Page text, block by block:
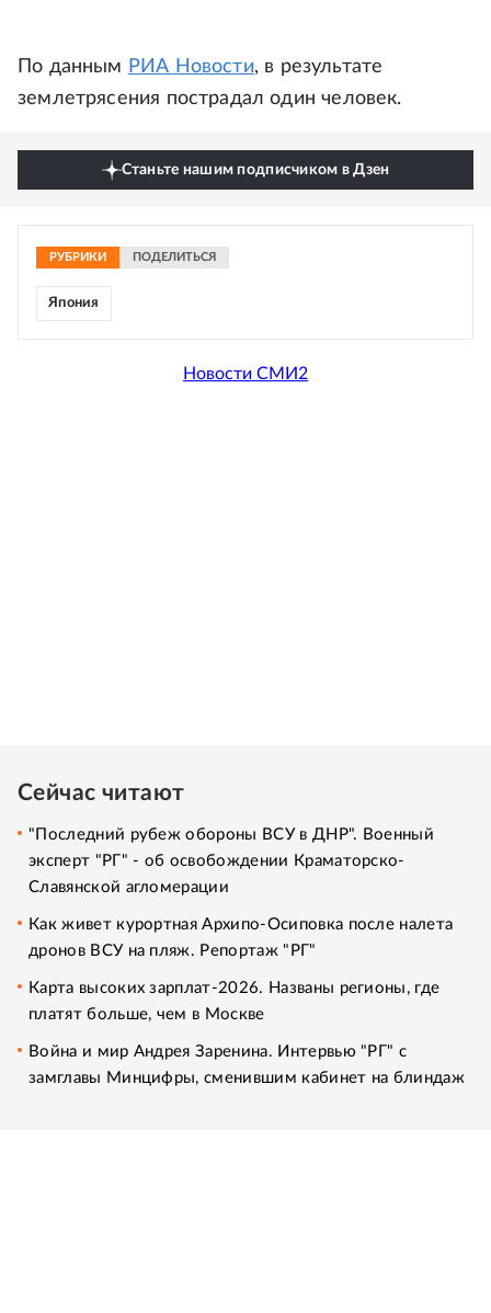
По данным РИА Новости, в результате
землетрясения пострадал один человек.
Станьте нашим подписчиком в Дзен
РУБРИКИ ПОДЕЛИТЬСЯ
Япония
Новости СМИ2
Сейчас читают
"Последний рубеж обороны ВСУ в ДНР". Военный
эксперт "РГ" - об освобождении Краматорско-
Славянской агломерации
Как живет курортная Архипо-Осиповка после налета
дронов ВСУ на пляж. Репортаж "РГ"
Карта высоких зарплат-2026. Названы регионы, где
платят больше, чем в Москве
Война и мир Андрея Заренина. Интервью "РГ" с
замглавы Минцифры, сменившим кабинет на блиндаж